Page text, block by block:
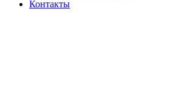
Контакты